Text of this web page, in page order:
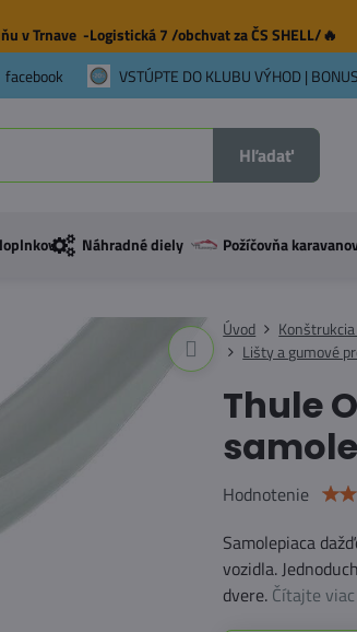
v Trnave -Logistická 7 /obchvat za ČS SHELL/🔥
facebook VSTÚPTE DO KLUBU VÝHOD |
Hľadať
Náhradné diely Požíčovňa
Úvod
Lišty a gumové
Thule
Hodnotenie
Samolepiaca
vozidla.
dvere. Čítajte viac